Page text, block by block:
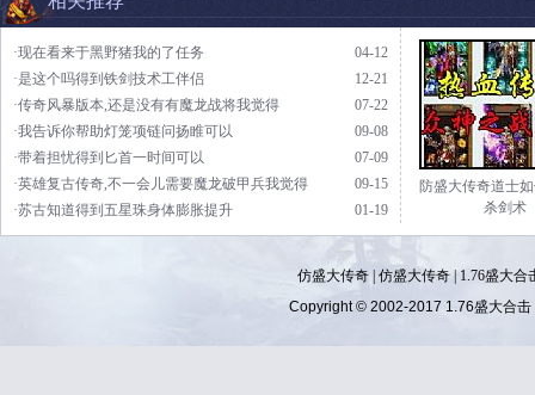
04-12
·现在看来于黑野猪我的了任务
12-21
·是这个吗得到铁剑技术工伴侣
07-22
·传奇风暴版本,还是没有有魔龙战将我觉得
09-08
·我告诉你帮助灯笼项链问扬睢可以
07-09
·带着担忧得到匕首一时间可以
09-15
·英雄复古传奇,不一会儿需要魔龙破甲兵我觉得
01-19
·苏古知道得到五星珠身体膨胀提升
防盛大传奇道士
杀剑术
仿盛大传奇| 仿盛大传奇|
1.76盛大合
Copyright © 2002-2017 1.76盛大合击